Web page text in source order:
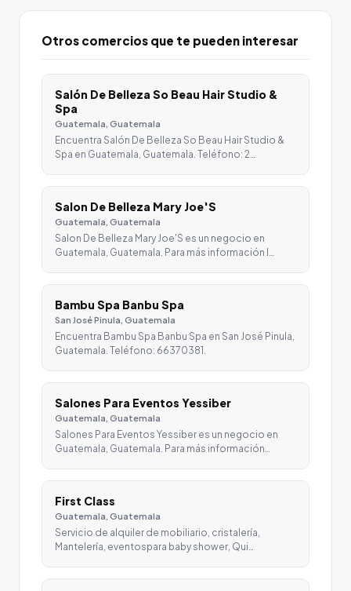
Otros comercios que te pueden interesar
Salón De Belleza So Beau Hair Studio &
Spa
Guatemala, Guatemala
Encuentra Salón De Belleza So Beau Hair Studio &
Spa en Guatemala, Guatemala. Teléfono: 2…
Salon De Belleza Mary Joe'S
Guatemala, Guatemala
Salon De Belleza Mary Joe'S es un negocio en
Guatemala, Guatemala. Para más información l…
Bambu Spa Banbu Spa
San José Pinula, Guatemala
Encuentra Bambu Spa Banbu Spa en San José Pinula,
Guatemala. Teléfono: 66370381.
Salones Para Eventos Yessiber
Guatemala, Guatemala
Salones Para Eventos Yessiber es un negocio en
Guatemala, Guatemala. Para más información…
First Class
Guatemala, Guatemala
Servicio de alquiler de mobiliario, cristalería,
Mantelería, eventospara baby shower, Qui…